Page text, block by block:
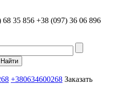
68 35 856 +38 (097) 36 06 896
+380634600268 Заказать